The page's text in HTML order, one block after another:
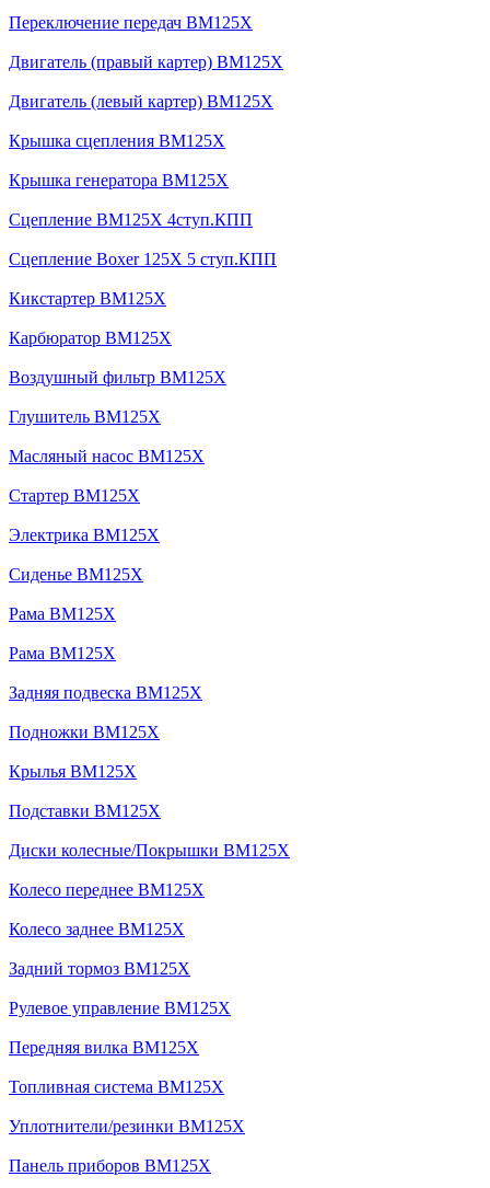
Переключение передач BM125X
Двигатель (правый картер) BM125X
Двигатель (левый картер) BM125X
Крышка сцепления BM125X
Крышка генератора BM125X
Сцепление BM125X 4ступ.КПП
Сцепление Boxer 125X 5 ступ.КПП
Кикстартер BM125X
Карбюратор BM125X
Воздушный фильтр BM125X
Глушитель BM125X
Масляный насос BM125X
Стартер BM125X
Электрика BM125X
Сиденье BM125X
Рама BM125X
Рама BM125X
Задняя подвеска BM125X
Подножки BM125X
Крылья BM125X
Подставки BM125X
Диски колесные/Покрышки BM125X
Колесо переднее BM125X
Колесо заднее BM125X
Задний тормоз BM125X
Рулевое управление BM125X
Передняя вилка BM125X
Топливная система BM125X
Уплотнители/резинки BM125X
Панель приборов BM125X